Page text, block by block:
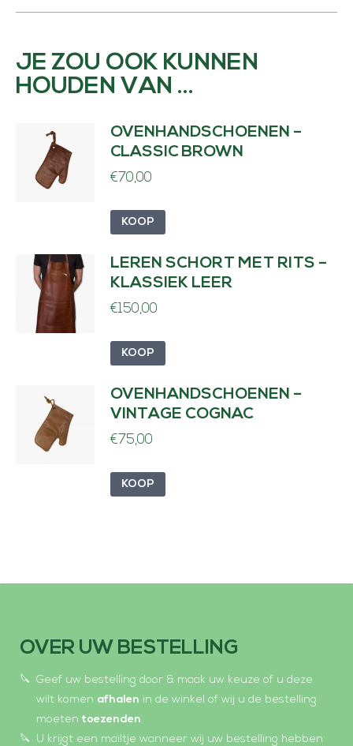
JE ZOU OOK KUNNEN
HOUDEN VAN …
OVENHANDSCHOENEN –
CLASSIC BROWN
€70,00
KOOP
LEREN SCHORT MET RITS –
KLASSIEK LEER
€150,00
KOOP
OVENHANDSCHOENEN –
VINTAGE COGNAC
€75,00
KOOP
OVER UW BESTELLING
Geef uw bestelling door & maak uw keuze of u deze
wilt komen afhalen in de winkel of wij u de bestelling
moeten toezenden.
U krijgt een mailtje wanneer wij uw bestelling hebben